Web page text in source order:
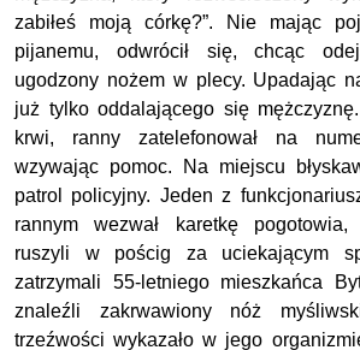
zabiłeś moją córkę?”. Nie mając
pijanemu, odwrócił się, chcąc
ugodzony nożem w plecy. Upadając
już tylko oddalającego się
krwi, ranny zatelefonował na
wzywając pomoc. Na miejscu
patrol policyjny. Jeden z
rannym wezwał karetkę
ruszyli w pościg za uciekającym
zatrzymali 55-letniego mieszkańca
znaleźli zakrwawiony nóż
trzeźwości wykazało w jego